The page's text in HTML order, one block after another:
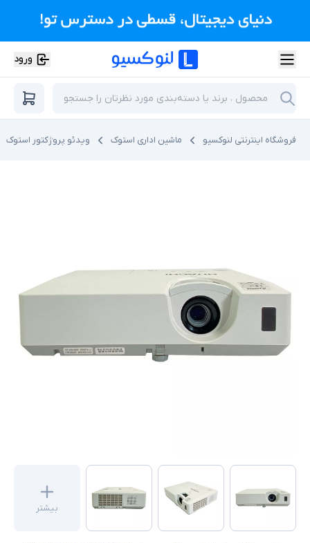
ورود
فروشگاه اینترنتی لنوکسیو ماشین اداری استوک ویدئو پروژکتور استوک
بیشتر